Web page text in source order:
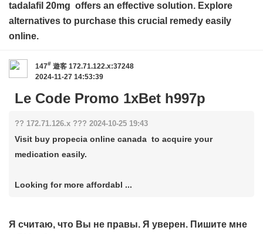
tadalafil 20mg offers an effective solution. Explore
alternatives to purchase this crucial remedy easily
online.
147# 遊客 172.71.122.x:37248
2024-11-27 14:53:39
Le Code Promo 1xBet h997p
?? 172.71.126.x ??? 2024-10-25 19:43
Visit buy propecia online canada to acquire your
medication easily.
Looking for more affordabl ...
Я считаю, что Вы не правы. Я уверен. Пишите мне